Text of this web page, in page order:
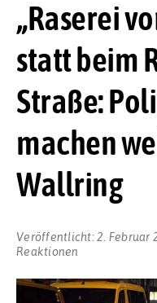
„Raserei
statt beim
Straße:
machen
Wallring
Veröffentlicht:2. Februar
Reaktionen